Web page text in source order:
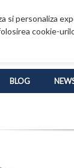
personaliza
cookie-
BLOG